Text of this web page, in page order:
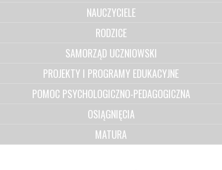
NAUCZYCIELE
RODZICE
SAMORZĄD UCZNIOWSKI
PROJEKTY I PROGRAMY EDUKACYJNE
POMOC PSYCHOLOGICZNO-PEDAGOGICZNA
OSIĄGNIĘCIA
MATURA